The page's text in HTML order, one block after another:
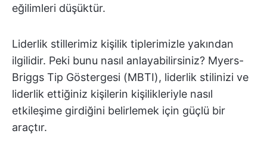
eğilimleri düşüktür.
Liderlik stillerimiz kişilik tiplerimizle yakından
ilgilidir. Peki bunu nasıl anlayabilirsiniz? Myers-
Briggs Tip Göstergesi (MBTI), liderlik stilinizi ve
liderlik ettiğiniz kişilerin kişilikleriyle nasıl
etkileşime girdiğini belirlemek için güçlü bir
araçtır.